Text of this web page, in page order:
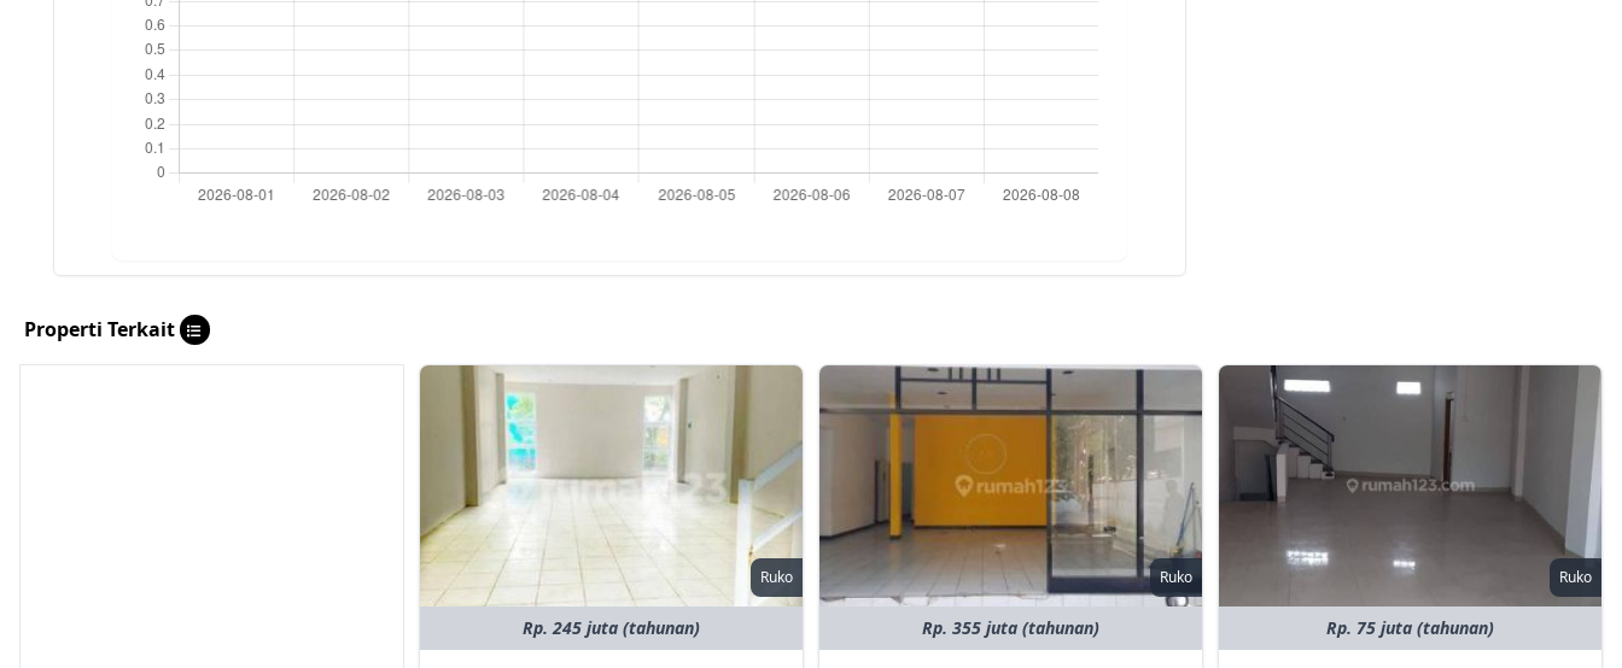
Properti Terkait
Ruko
Rp. 245 juta (tahunan)
Ruko
Rp. 355 juta (tahunan)
Ruko
Rp. 75 juta (tahunan)